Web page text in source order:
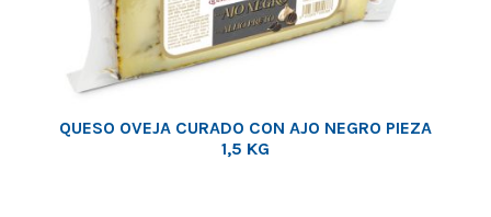
QUESO OVEJA CURADO CON AJO NEGRO PIEZA
1,5 KG